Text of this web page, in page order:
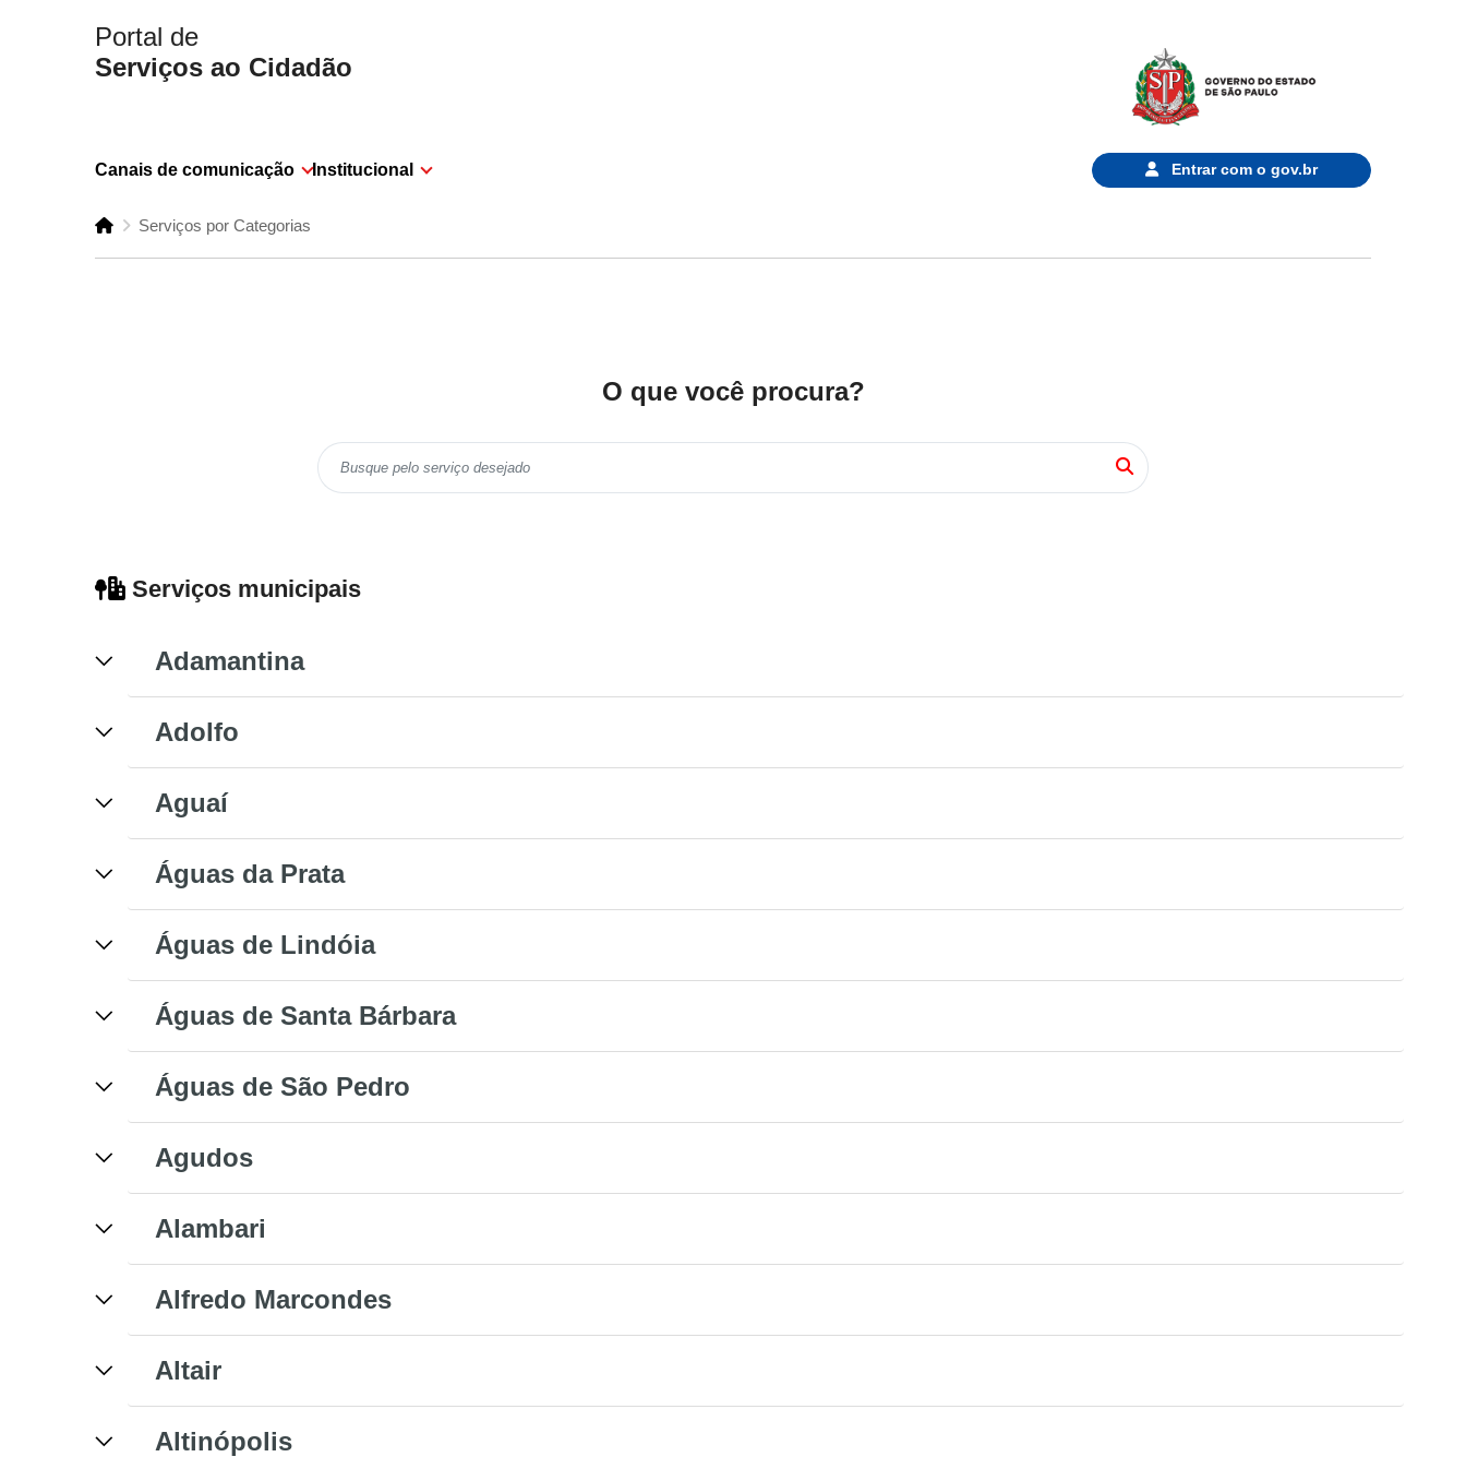
Portal de
Serviços ao Cidadão
Canais de comunicação Institucional Entrar com o gov.br
Serviços por Categorias
O que você procura?
Serviços municipais
Adamantina
Adolfo
Aguaí
Águas da Prata
Águas de Lindóia
Águas de Santa Bárbara
Águas de São Pedro
Agudos
Alambari
Alfredo Marcondes
Altair
Altinópolis